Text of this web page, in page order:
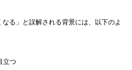
なる」と誤解される背景には、以下のよ
立つ